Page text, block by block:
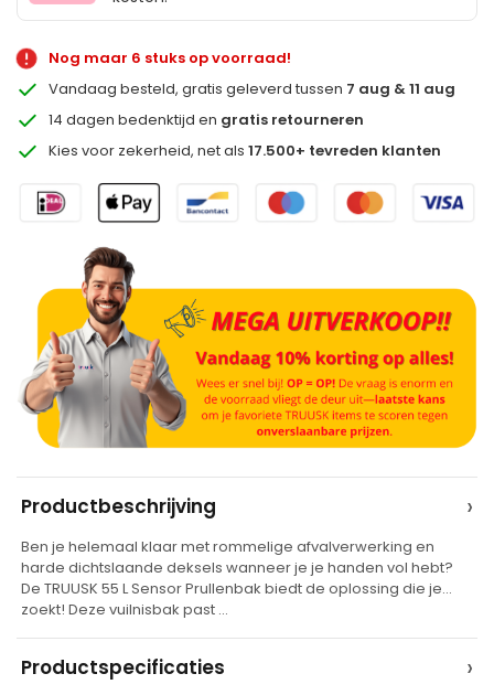
Nog maar 6 stuks op voorraad!
Vandaag besteld, gratis geleverd tussen 7 aug & 11 aug
14 dagen bedenktijd en gratis retourneren
Kies voor zekerheid, net als17.500+ tevreden klanten
t
e
a
Productbeschrijving ›
Ben je helemaal klaar met rommelige afvalverwerking en
harde dichtslaande deksels wanneer je je handen vol hebt?
De TRUUSK 55 L Sensor Prullenbak biedt de oplossing die je
zoekt! Deze vuilnisbak past …
Productspecificaties ›